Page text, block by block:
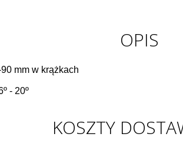
OPIS
mm w krążkach
- 20º
KOSZTY